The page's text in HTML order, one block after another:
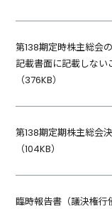
第138期定時株主総会
記載書面に記載しない
（376KB）
第138期定期株主総会
（104KB）
臨時報告書（議決権行